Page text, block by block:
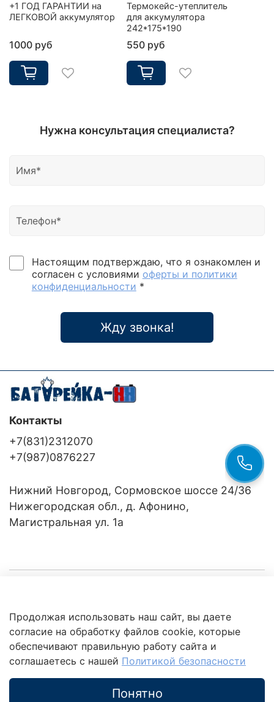
+1 ГОД ГАРАНТИИ на
ЛЕГКОВОЙ аккумулятор
1000 руб
Термокейс-утеплитель
для аккумулятора
242*175*190
550 руб
Нужна консультация специалиста?
Настоящим подтверждаю, что я ознакомлен и
согласен с условиями оферты и политики
конфиденциальности *
Жду звонка!
Клиентам
Это интересно
Контакты
+7(831)2312070
+7(987)0876227
Нижний Новгород, Сормовское шоссе 24/36
Нижегородская обл., д. Афонино,
Магистральная ул. 1а
Продолжая использовать наш сайт, вы даете
согласие на обработку файлов cookie, которые
обеспечивают правильную работу сайта и
соглашаетесь с нашей Политикой безопасности
Понятно
обработки